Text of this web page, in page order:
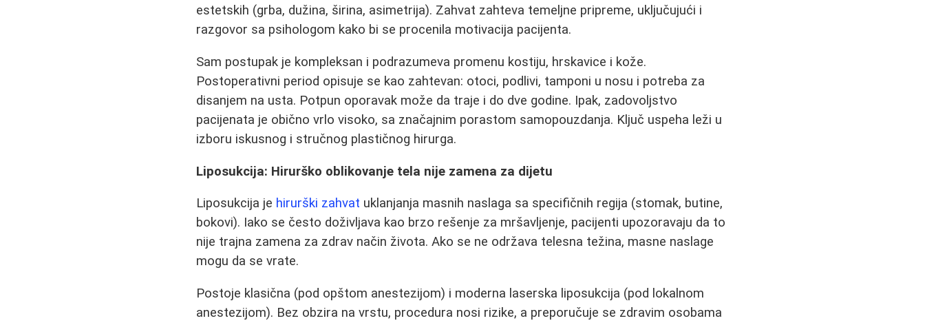
estetskih (grba, dužina, širina, asimetrija). Zahvat zahteva temeljne pripreme, uključujući i
razgovor sa psihologom kako bi se procenila motivacija pacijenta.
Sam postupak je kompleksan i podrazumeva promenu kostiju, hrskavice i kože.
Postoperativni period opisuje se kao zahtevan: otoci, podlivi, tamponi u nosu i potreba za
disanjem na usta. Potpun oporavak može da traje i do dve godine. Ipak, zadovoljstvo
pacijenata je obično vrlo visoko, sa značajnim porastom samopouzdanja. Ključ uspeha leži u
izboru iskusnog i stručnog plastičnog hirurga.
Liposukcija: Hirurško oblikovanje tela nije zamena za dijetu
Liposukcija je hirurški zahvat uklanjanja masnih naslaga sa specifičnih regija (stomak, butine,
bokovi). Iako se često doživljava kao brzo rešenje za mršavljenje, pacijenti upozoravaju da to
nije trajna zamena za zdrav način života. Ako se ne održava telesna težina, masne naslage
mogu da se vrate.
Postoje klasična (pod opštom anestezijom) i moderna laserska liposukcija (pod lokalnom
anestezijom). Bez obzira na vrstu, procedura nosi rizike, a preporučuje se zdravim osobama